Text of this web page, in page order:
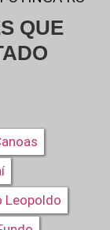
QUE
Leopoldo